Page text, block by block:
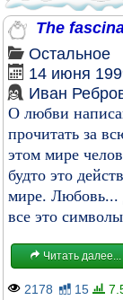
The
Остальное
14 июня
Иван
О любви
прочитать за
этом мире
будто это
мире. Любовь...
все это
Читать далее...
2178 15